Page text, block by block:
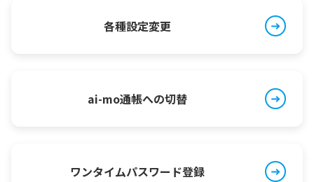
各種設定変更
ai-mo通帳への切替
ワンタイムパスワード登録